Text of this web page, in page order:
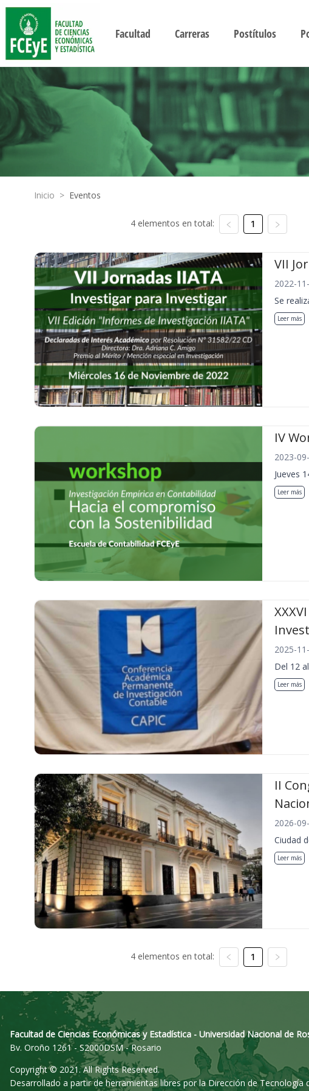
Facultad Carreras Postítulos
Inicio > Eventos
4 elementos en total: 1
VII
2022-
Se
Leer más
IV
2023-
Jueves
Leer más
2025-
Del 12
Leer más
II
2026-
Ciudad
Leer más
4 elementos en total: 1
Facultad de Ciencias Económicas y Estadística - Universidad Nacional de
Bv. Oroño 1261 - S2000DSM - Rosario
Copyright © 2021. All Rights Reserved.
Desarrollado a partir de herramientas libres por la Dirección de Tecnología